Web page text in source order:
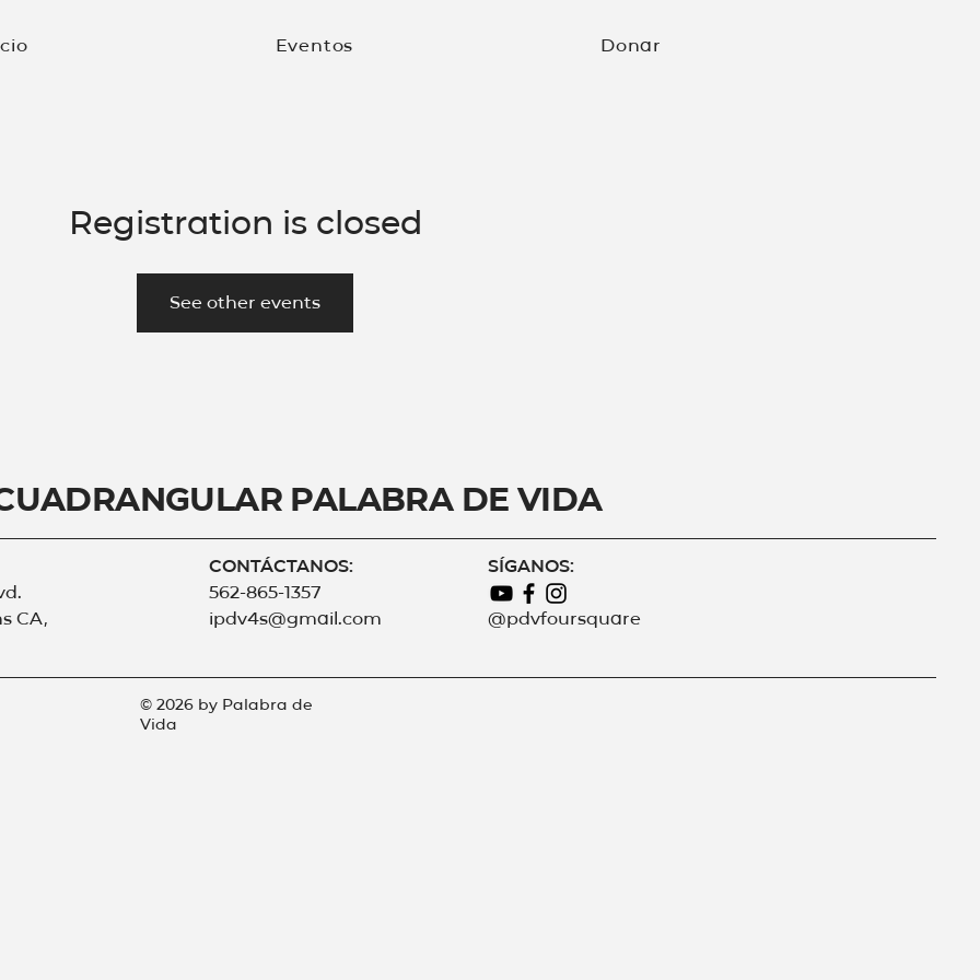
Eventos Donar
Registration is closed
See other events
Palabra de Vida
CA,
CONTÁCTANOS:
562-865-1357
ipdv4s@gmail.com
SÍGANOS:
@pdvfoursquare
© 2026 by Palabra de
Vida